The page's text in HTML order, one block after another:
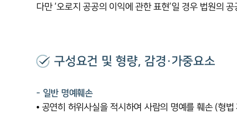
다만 ‘오로지 공공의 이익에 관한 표현’일 경우 법원의
구성요건 및 형량, 감경·가중요소
- 일반 명예훼손
• 공연히 허위사실을 적시하여 사람의 명예를 훼손 (형